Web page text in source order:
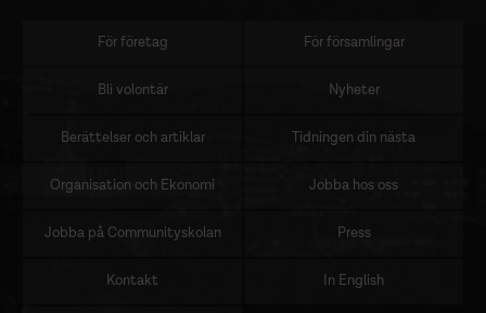
Sidomeny
För företag För församlingar
Bli volontär Nyheter
Berättelser och artiklar Tidningen din nästa
Organisation och Ekonomi Jobba hos oss
Jobba på Communityskolan Press
Kontakt In English